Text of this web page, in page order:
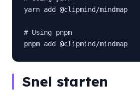
yarn add @clipmind/mindmap
# Using pnpm
pnpm add @clipmind/mindmap
Snel starten